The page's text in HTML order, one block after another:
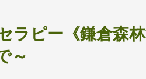
ラピー《鎌倉森
～